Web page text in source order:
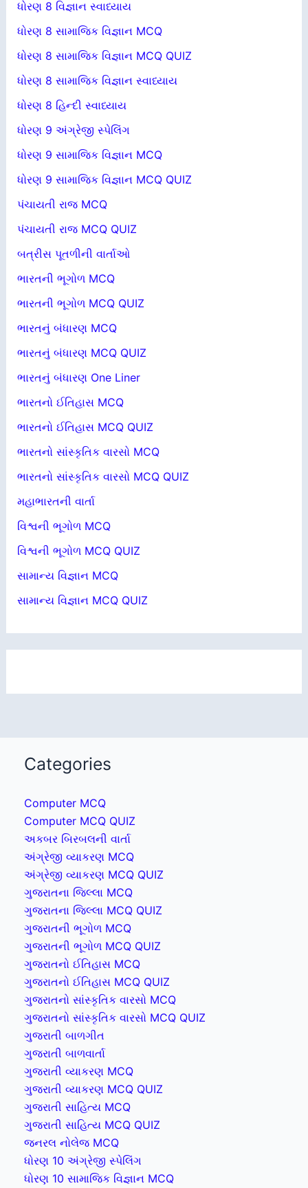
ધોરણ 8 વિજ્ઞાન સ્વાધ્યાય
ધોરણ 8 સામાજિક વિજ્ઞાન MCQ
ધોરણ 8 સામાજિક વિજ્ઞાન MCQ QUIZ
ધોરણ 8 સામાજિક વિજ્ઞાન સ્વાધ્યાય
ધોરણ 8 હિન્દી સ્વાધ્યાય
ધોરણ 9 અંગ્રેજી સ્પેલિંગ
ધોરણ 9 સામાજિક વિજ્ઞાન MCQ
ધોરણ 9 સામાજિક વિજ્ઞાન MCQ QUIZ
પંચાયતી રાજ MCQ
પંચાયતી રાજ MCQ QUIZ
બત્રીસ પૂતળીની વાર્તાઓ
ભારતની ભૂગોળ MCQ
ભારતની ભૂગોળ MCQ QUIZ
ભારતનું બંધારણ MCQ
ભારતનું બંધારણ MCQ QUIZ
ભારતનું બંધારણ One Liner
ભારતનો ઈતિહાસ MCQ
ભારતનો ઈતિહાસ MCQ QUIZ
ભારતનો સાંસ્કૃતિક વારસો MCQ
ભારતનો સાંસ્કૃતિક વારસો MCQ QUIZ
મહાભારતની વાર્તા
વિશ્વની ભૂગોળ MCQ
વિશ્વની ભૂગોળ MCQ QUIZ
સામાન્ય વિજ્ઞાન MCQ
સામાન્ય વિજ્ઞાન MCQ QUIZ
Categories
Computer MCQ
Computer MCQ QUIZ
અકબર બિરબલની વાર્તા
અંગ્રેજી વ્યાકરણ MCQ
અંગ્રેજી વ્યાકરણ MCQ QUIZ
ગુજરાતના જિલ્લા MCQ
ગુજરાતના જિલ્લા MCQ QUIZ
ગુજરાતની ભૂગોળ MCQ
ગુજરાતની ભૂગોળ MCQ QUIZ
ગુજરાતનો ઈતિહાસ MCQ
ગુજરાતનો ઈતિહાસ MCQ QUIZ
ગુજરાતનો સાંસ્કૃતિક વારસો MCQ
ગુજરાતનો સાંસ્કૃતિક વારસો MCQ QUIZ
ગુજરાતી બાળગીત
ગુજરાતી બાળવાર્તા
ગુજરાતી વ્યાકરણ MCQ
ગુજરાતી વ્યાકરણ MCQ QUIZ
ગુજરાતી સાહિત્ય MCQ
ગુજરાતી સાહિત્ય MCQ QUIZ
જનરલ નોલેજ MCQ
ધોરણ 10 અંગ્રેજી સ્પેલિંગ
ધોરણ 10 સામાજિક વિજ્ઞાન MCQ